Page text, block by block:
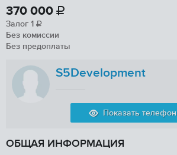
370 000 
Залог 1 
Без комиссии
Без предоплаты
S5Development
Показать телефон
ОБЩАЯ ИНФОРМАЦИЯ